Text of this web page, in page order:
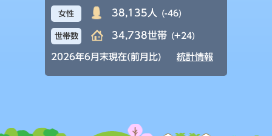
女性 38,135人 (-46)
世帯数 34,738世帯 (+24)
2026年6月末現在(前月比) 統計情報